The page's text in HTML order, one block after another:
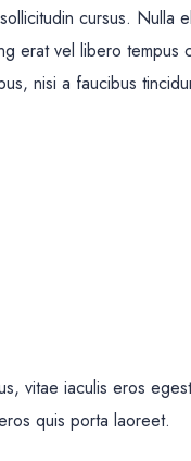
cursus. Nulla
erat vel libero tempus
nisi a faucibus
vitae iaculis eros
quis porta laoreet.